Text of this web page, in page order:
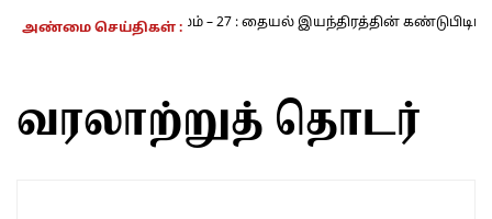
அண்மை செய்திகள் :
நாம் வாழும் காலம் – 27 : தையல் இயந்திரத்தின் கண்டுபிடிப்பாளர்
வரலாற்றுத் தொடர்